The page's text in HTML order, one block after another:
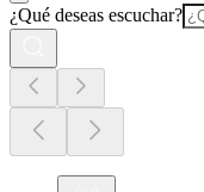
¿Qué deseas escuchar?